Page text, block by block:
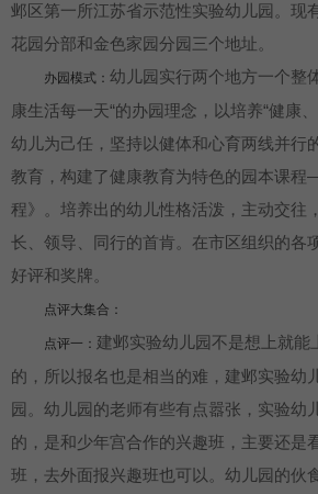
邺区第一所江苏省示范性实验幼儿园。现
花园分部和金色家园分园三个地址。
办园模式： 幼儿园实行两个地方一个整
康生活每一天“的办园理念，以培养“健康
幼儿为己任，坚持以健体和心育两线并行
教育，构建了健康教育为特色的园本课
程》。培养出的幼儿性格活泼，主动交往
长、领导、同行的首肯。在市区组织的各
好评和奖牌。
点评大集合：
点评一： 建邺实验幼儿园不是想上就能
的，所以报名也是相当的难，建邺实验幼
园。幼儿园的老师有些有点嚣张，实验幼
的，是和少年宫合作的兴趣班，主要还是
班，去外面报兴趣班也可以。幼儿园的伙